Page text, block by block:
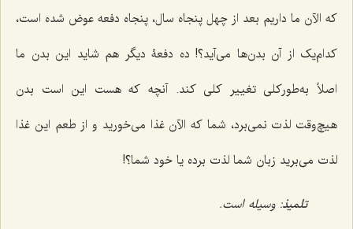
که الآن ما داریم بعد از چهل پنجاه سال، پنجاه دفعه عوض شده است،
کدام‌یک از آن بدن‌ها می‌آید؟! ده دفعۀ دیگر هم شاید این بدن ما
اصلاً به‌طورکلی تغییر کلی کند. آنچه که هست این است بدن
هیچ‌وقت لذت نمی‌برد، شما که الآن غذا می‌خورید و از طعم این غذا
لذت می‌برید زبان شما لذت برده یا خود شما؟!
تلمیذ: وسیله است.